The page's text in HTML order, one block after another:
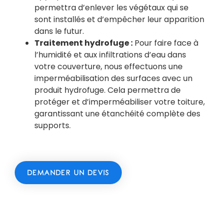
permettra d’enlever les végétaux qui se
sont installés et d’empêcher leur apparition
dans le futur.
Traitement hydrofuge : Pour faire face à
l’humidité et aux infiltrations d’eau dans
votre couverture, nous effectuons une
imperméabilisation des surfaces avec un
produit hydrofuge. Cela permettra de
protéger et d’imperméabiliser votre toiture,
garantissant une étanchéité complète des
supports.
DEMANDER UN DEVIS